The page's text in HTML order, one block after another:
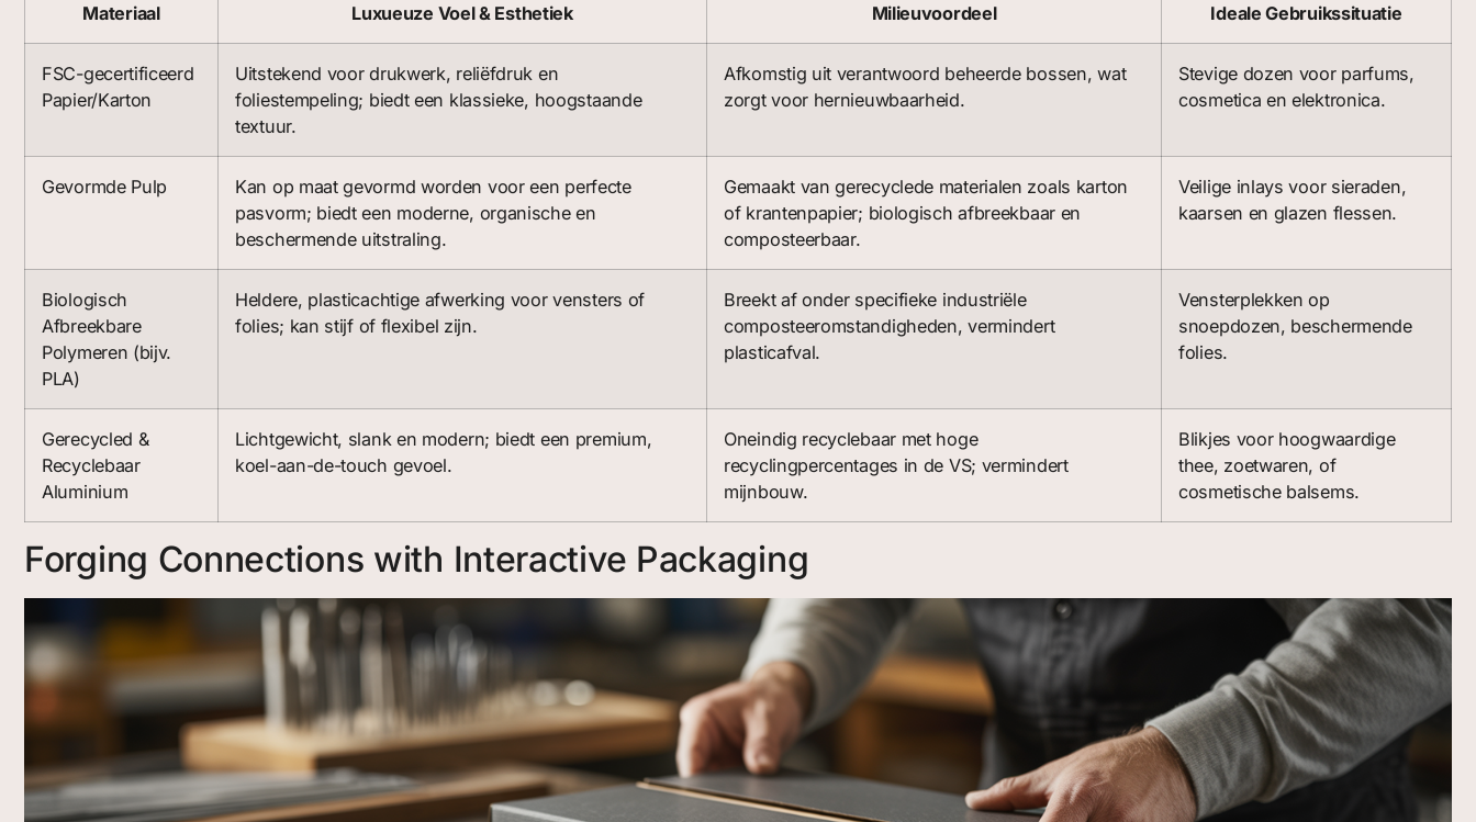
Materiaal Luxueuze Voel & Esthetiek Milieuvoordeel Ideale Gebruikssituatie
FSC-gecertificeerd
Papier/Karton
Uitstekend voor drukwerk, reliëfdruk en
foliestempeling; biedt een klassieke, hoogstaande
textuur.
Afkomstig uit verantwoord beheerde bossen, wat
zorgt voor hernieuwbaarheid.
Stevige dozen voor parfums,
cosmetica en elektronica.
Gevormde Pulp
Kan op maat gevormd worden voor een perfecte
pasvorm; biedt een moderne, organische en
beschermende uitstraling.
Gemaakt van gerecyclede materialen zoals karton
of krantenpapier; biologisch afbreekbaar en
composteerbaar.
Veilige inlays voor sieraden,
kaarsen en glazen flessen.
Biologisch
Afbreekbare
Polymeren (bijv.
PLA)
Heldere, plasticachtige afwerking voor vensters of
folies; kan stijf of flexibel zijn.
Breekt af onder specifieke industriële
composteeromstandigheden, vermindert
plasticafval.
Vensterplekken op
snoepdozen, beschermende
folies.
Gerecycled &
Recyclebaar
Aluminium
Lichtgewicht, slank en modern; biedt een premium,
koel-aan-de-touch gevoel.
Oneindig recyclebaar met hoge
recyclingpercentages in de VS; vermindert
mijnbouw.
Blikjes voor hoogwaardige
thee, zoetwaren, of
cosmetische balsems.
Forging Connections with Interactive Packaging